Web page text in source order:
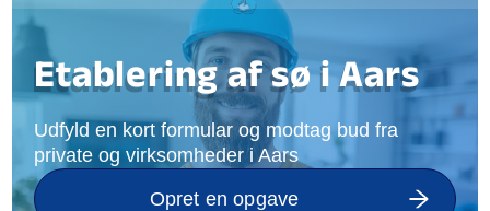
Etablering af sø i Aars
Udfyld en kort formular og modtag bud fra
private og virksomheder i Aars
Opret en opgave